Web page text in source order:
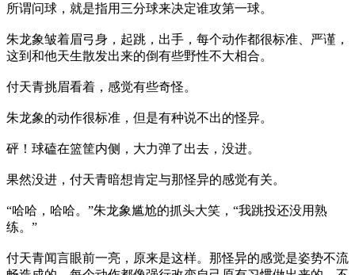
所谓问球，就是指用三分球来决定谁攻第一球。
朱龙象皱着眉弓身，起跳，出手，每个动作都很标准、严谨，
这到和他天生散发出来的倒有些野性不大相合。
付天青挑眉看着，感觉有些奇怪。
朱龙象的动作很标准，但是有种说不出的怪异。
砰！球磕在篮筐内侧，大力弹了出去，没进。
果然没进，付天青暗想肯定与那怪异的感觉有关。
“哈哈，哈哈。”朱龙象尴尬的抓头大笑，“我跳投还没用熟
练。”
付天青闻言眼前一亮，原来是这样。那怪异的感觉是姿势不流